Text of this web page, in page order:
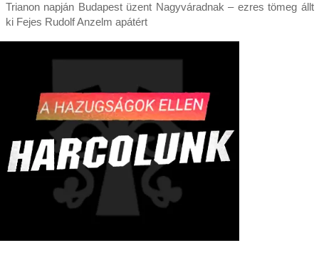
Trianon napján Budapest üzent Nagyváradnak – ezres tömeg állt
ki Fejes Rudolf Anzelm apátért